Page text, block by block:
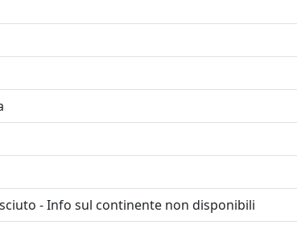
- Info sul continente non disponibili